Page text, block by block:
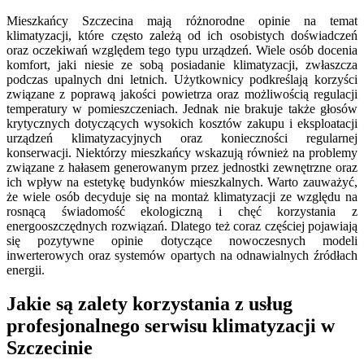
Mieszkańcy Szczecina mają różnorodne opinie na temat
klimatyzacji, które często zależą od ich osobistych doświadczeń
oraz oczekiwań względem tego typu urządzeń. Wiele osób docenia
komfort, jaki niesie ze sobą posiadanie klimatyzacji, zwłaszcza
podczas upalnych dni letnich. Użytkownicy podkreślają korzyści
związane z poprawą jakości powietrza oraz możliwością regulacji
temperatury w pomieszczeniach. Jednak nie brakuje także głosów
krytycznych dotyczących wysokich kosztów zakupu i eksploatacji
urządzeń klimatyzacyjnych oraz konieczności regularnej
konserwacji. Niektórzy mieszkańcy wskazują również na problemy
związane z hałasem generowanym przez jednostki zewnętrzne oraz
ich wpływ na estetykę budynków mieszkalnych. Warto zauważyć,
że wiele osób decyduje się na montaż klimatyzacji ze względu na
rosnącą świadomość ekologiczną i chęć korzystania z
energooszczędnych rozwiązań. Dlatego też coraz częściej pojawiają
się pozytywne opinie dotyczące nowoczesnych modeli
inwerterowych oraz systemów opartych na odnawialnych źródłach
energii.
Jakie są zalety korzystania z usług
profesjonalnego serwisu klimatyzacji w
Szczecinie